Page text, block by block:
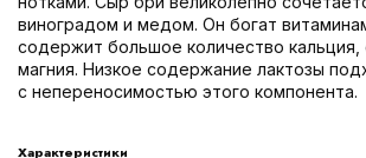
виноградом и медом. Он богат
содержит большое количество кальция,
магния. Низкое содержание лактозы
с непереносимостью этого компонента.
Характеристики